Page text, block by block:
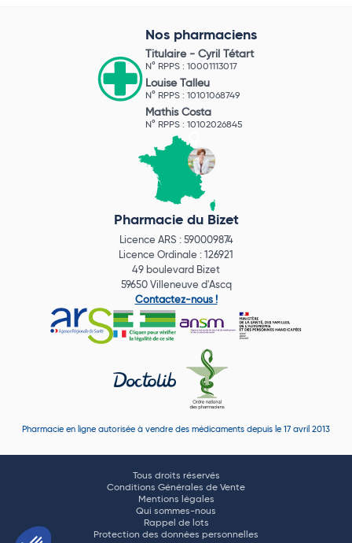
Nos pharmaciens
Titulaire - Cyril Tétart
N° RPPS : 10001113017
Louise Talleu
N° RPPS : 10101068749
Mathis Costa
N° RPPS : 10102026845
Pharmacie du Bizet
Licence ARS : 590009874
Licence Ordinale : 126921
49 boulevard Bizet
59650 Villeneuve d'Ascq
Contactez-nous !
Pharmacie en ligne autorisée à vendre des médicaments depuis le 17 avril 2013
Tous droits réservés
Conditions Générales de Vente
Mentions légales
Qui sommes-nous
Rappel de lots
Protection des données personnelles